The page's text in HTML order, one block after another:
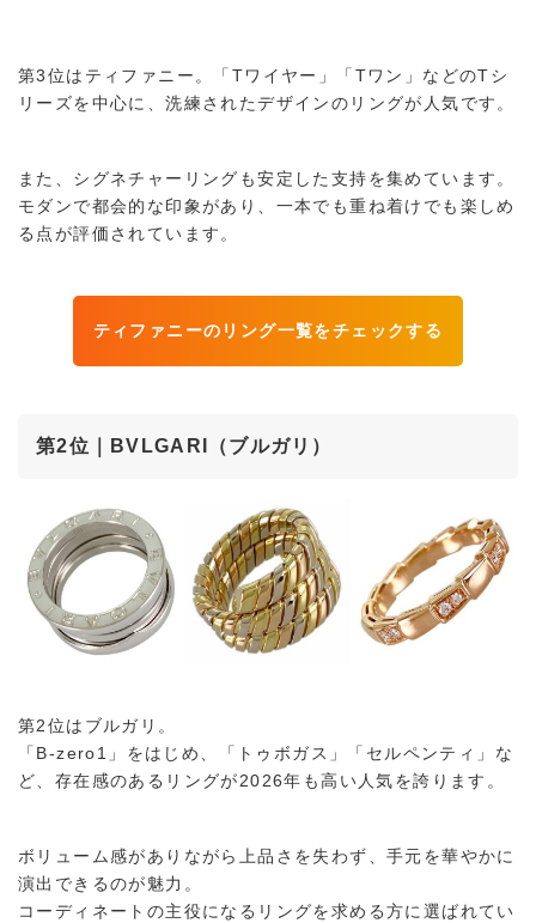
第3位はティファニー。
「Tワイヤー」「Tワン」などのTシ
リーズを中心に、洗練されたデザインのリングが人気です。
また、シグネチャーリングも安定した支持を集めています。
モダンで都会的な印象があり、一本でも重ね着けでも楽しめ
る点が評価されています。
ティファニーのリング一覧をチェックする
第2位｜BVLGARI（ブルガリ）
第2位はブルガリ。
「B-zero1」をはじめ、「トゥボガス」「セルペンティ」な
ど、存在感のあるリングが2026年も高い人気を誇ります。
ボリューム感がありながら上品さを失わず、手元を華やかに
演出できるのが魅力。
コーディネートの主役になるリングを求める方に選ばれてい